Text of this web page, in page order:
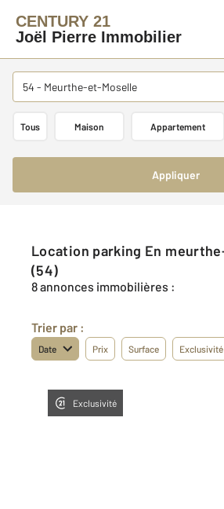
CENTURY 21
Joël Pierre Immobilier
54 - Meurthe-et-Moselle
Tous Maison Appartement
Appliquer
Location parking En meurthe-et-moselle
(54)
8 annonces immobilières :
Trier par :
Date Prix Surface Exclusivité
Exclusivité